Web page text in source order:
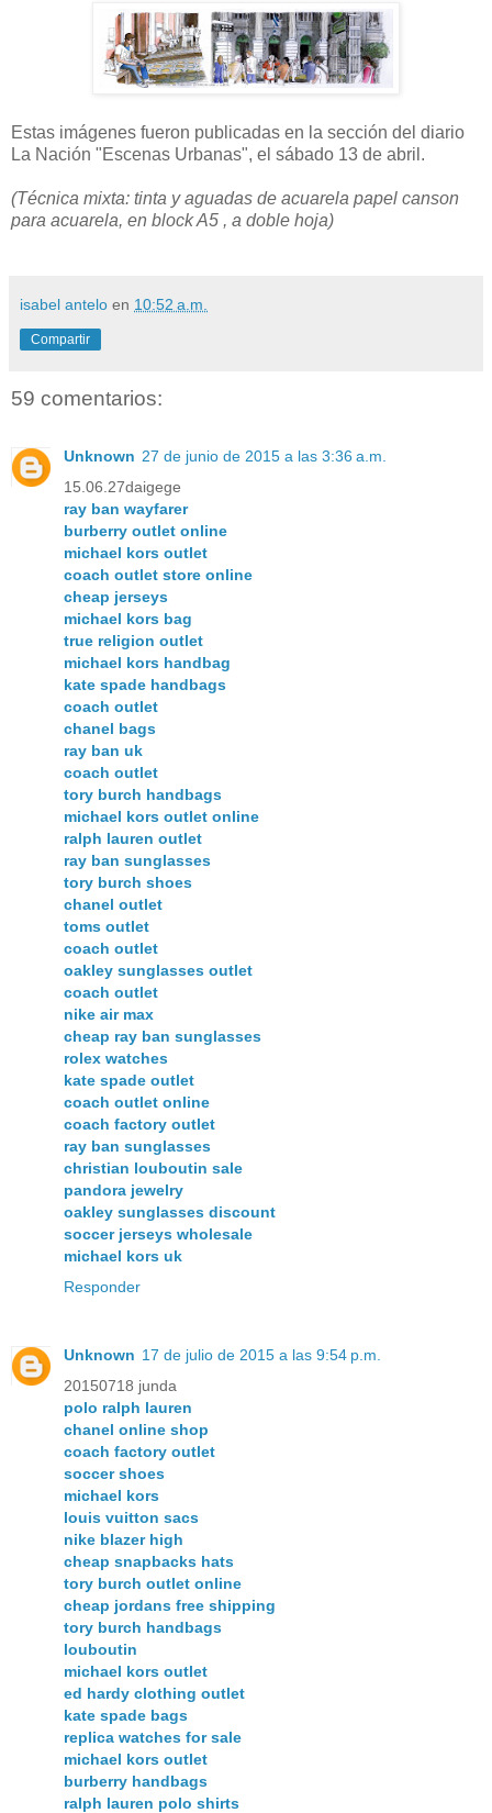
Estas imágenes fueron publicadas en la sección del diario
La Nación "Escenas Urbanas", el sábado 13 de abril.
(Técnica mixta: tinta y aguadas de acuarela papel canson
para acuarela, en block A5 , a doble hoja)
isabel antelo en 10:52 a.m.
Compartir
59 comentarios:
Unknown 27 de junio de 2015 a las 3:36 a.m.
15.06.27daigege
ray ban wayfarer
burberry outlet online
michael kors outlet
coach outlet store online
cheap jerseys
michael kors bag
true religion outlet
michael kors handbag
kate spade handbags
coach outlet
chanel bags
ray ban uk
coach outlet
tory burch handbags
michael kors outlet online
ralph lauren outlet
ray ban sunglasses
tory burch shoes
chanel outlet
toms outlet
coach outlet
oakley sunglasses outlet
coach outlet
nike air max
cheap ray ban sunglasses
rolex watches
kate spade outlet
coach outlet online
coach factory outlet
ray ban sunglasses
christian louboutin sale
pandora jewelry
oakley sunglasses discount
soccer jerseys wholesale
michael kors uk
Responder
Unknown 17 de julio de 2015 a las 9:54 p.m.
20150718 junda
polo ralph lauren
chanel online shop
coach factory outlet
soccer shoes
michael kors
louis vuitton sacs
nike blazer high
cheap snapbacks hats
tory burch outlet online
cheap jordans free shipping
tory burch handbags
louboutin
michael kors outlet
ed hardy clothing outlet
kate spade bags
replica watches for sale
michael kors outlet
burberry handbags
ralph lauren polo shirts